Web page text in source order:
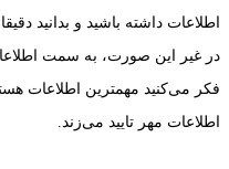
اطلاعات داشته باشید و بدانید
در غیر این صورت، به سمت
فکر می‌کنید مهمترین اطلاعات
اطلاعات مهر تایید می‌زند.